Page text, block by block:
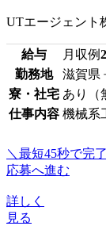
UTエージェント
給与 月収例
勤務地
滋賀県
寮・社宅 あり（
仕事内容 機械系
＼最短45秒で完
応募へ進む
詳しく
見る